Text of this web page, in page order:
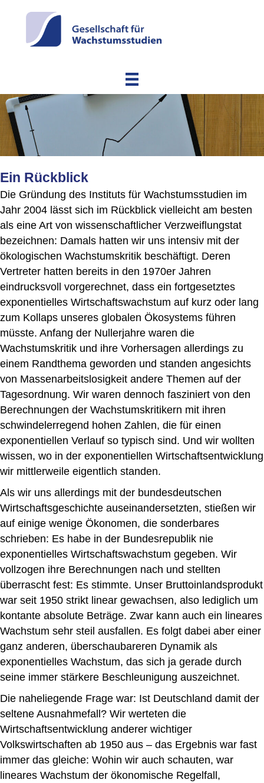
Ein Rückblick
Die Gründung des Instituts für Wachstumsstudien im
Jahr 2004 lässt sich im Rückblick vielleicht am besten
als eine Art von wissenschaftlicher Verzweiflungstat
bezeichnen: Damals hatten wir uns intensiv mit der
ökologischen Wachstumskritik beschäftigt. Deren
Vertreter hatten bereits in den 1970er Jahren
eindrucksvoll vorgerechnet, dass ein fortgesetztes
exponentielles Wirtschaftswachstum auf kurz oder lang
zum Kollaps unseres globalen Ökosystems führen
müsste. Anfang der Nullerjahre waren die
Wachstumskritik und ihre Vorhersagen allerdings zu
einem Randthema geworden und standen angesichts
von Massenarbeitslosigkeit andere Themen auf der
Tagesordnung. Wir waren dennoch fasziniert von den
Berechnungen der Wachstumskritikern mit ihren
schwindelerregend hohen Zahlen, die für einen
exponentiellen Verlauf so typisch sind. Und wir wollten
wissen, wo in der exponentiellen Wirtschaftsentwicklung
wir mittlerweile eigentlich standen.
Als wir uns allerdings mit der bundesdeutschen
Wirtschaftsgeschichte auseinandersetzten, stießen wir
auf einige wenige Ökonomen, die sonderbares
schrieben: Es habe in der Bundesrepublik nie
exponentielles Wirtschaftswachstum gegeben. Wir
vollzogen ihre Berechnungen nach und stellten
überrascht fest: Es stimmte. Unser Bruttoinlandsprodukt
war seit 1950 strikt linear gewachsen, also lediglich um
kontante absolute Beträge. Zwar kann auch ein lineares
Wachstum sehr steil ausfallen. Es folgt dabei aber einer
ganz anderen, überschaubareren Dynamik als
exponentielles Wachstum, das sich ja gerade durch
seine immer stärkere Beschleunigung auszeichnet.
Die naheliegende Frage war: Ist Deutschland damit der
seltene Ausnahmefall? Wir werteten die
Wirtschaftsentwicklung anderer wichtiger
Volkswirtschaften ab 1950 aus – das Ergebnis war fast
immer das gleiche: Wohin wir auch schauten, war
lineares Wachstum der ökonomische Regelfall,